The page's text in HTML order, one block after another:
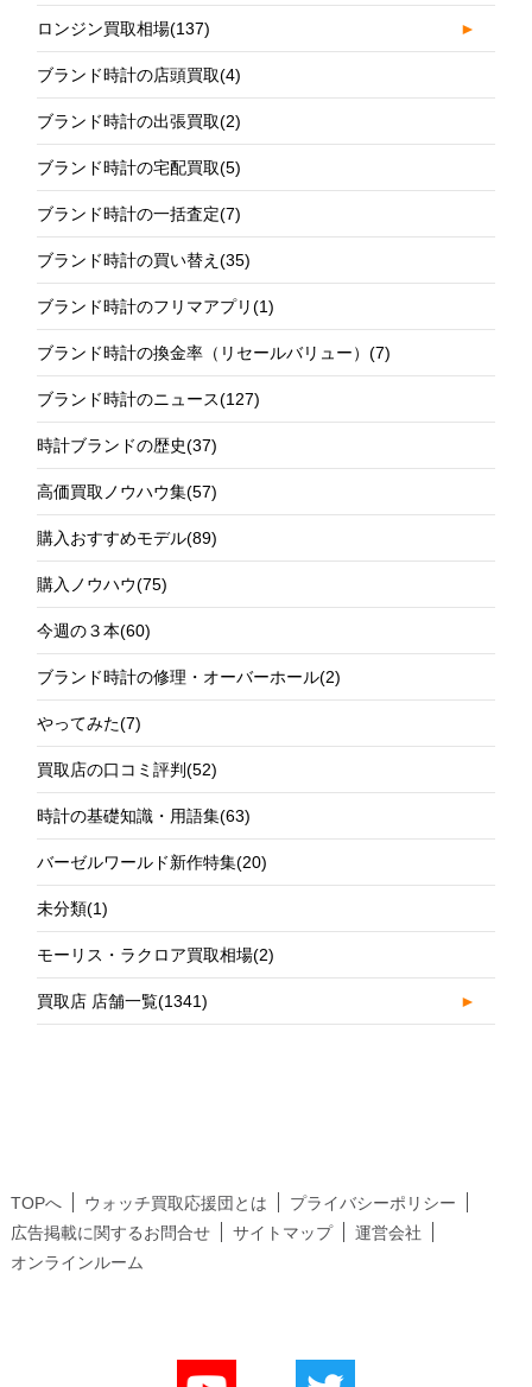
ロンジン買取相場(137) ►
ブランド時計の店頭買取(4)
ブランド時計の出張買取(2)
ブランド時計の宅配買取(5)
ブランド時計の一括査定(7)
ブランド時計の買い替え(35)
ブランド時計のフリマアプリ(1)
ブランド時計の換金率（リセールバリュー）(7)
ブランド時計のニュース(127)
時計ブランドの歴史(37)
高価買取ノウハウ集(57)
購入おすすめモデル(89)
購入ノウハウ(75)
今週の３本(60)
ブランド時計の修理・オーバーホール(2)
やってみた(7)
買取店の口コミ評判(52)
時計の基礎知識・用語集(63)
バーゼルワールド新作特集(20)
未分類(1)
モーリス・ラクロア買取相場(2)
買取店 店舗一覧(1341) ►
TOPへ ウォッチ買取応援団とは
プライバシーポリシー
広告掲載に関するお問合せ
サイトマップ
運営会社
オンラインルーム